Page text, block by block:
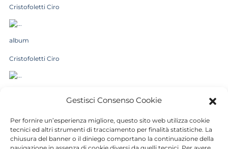
Gestisci Consenso Cookie
Per fornire un’esperienza migliore, questo sito web utilizza cookie
tecnici ed altri strumenti di tracciamento per finalità statistiche. La
chiusura del banner o il diniego comportano la continuazione della
Cristofoletti Ciro
album
Cristofoletti Ciro
allegorica con maiale e veduta dei tetti di
Parigi
Cristofoletti Ciro